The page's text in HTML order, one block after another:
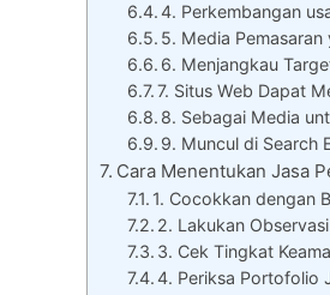
4. Perkembangan
5. Media
6. Menjangkau
7. Situs Web Dapat
8. Sebagai Media
9. Muncul di Search
Cara Menentukan Jasa
1. Cocokkan dengan
2. Lakukan
3. Cek Tingkat
4. Periksa Portofolio